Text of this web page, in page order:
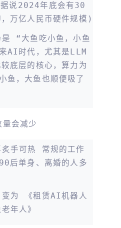
说2024年底会有30
，万亿人民币硬件规模)
是 “大鱼吃小鱼，小鱼
AI时代，尤其是LLM
底层的核心，算力为
鱼，大鱼也顺便吸了
会减少
手可热 常规的工作
后单身、离婚的人多
变为 《租赁AI机器人
年人》